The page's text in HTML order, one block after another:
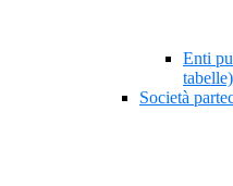
Enti
tabelle)
Società